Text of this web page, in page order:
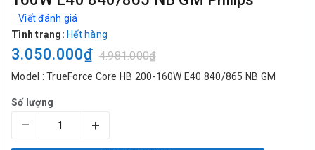
Viết đánh giá
Tình trạng: Hết hàng
3.050.000₫ 4.981.000₫
Model : TrueForce Core HB 200-160W E40 840/865 NB GM
Số lượng
– +